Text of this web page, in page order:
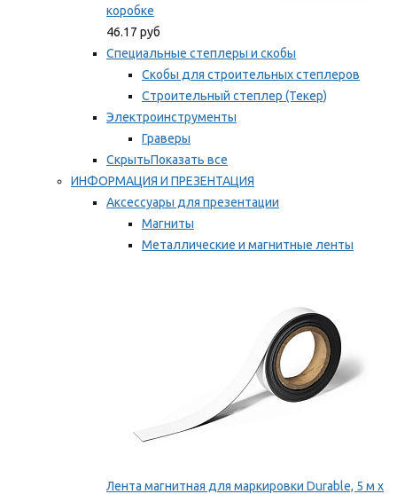
коробке
46.17 руб
Специальные степлеры и скобы
Скобы для строительных степлеров
Строительный степлер (Текер)
Электроинструменты
Граверы
СкрытьПоказать все
ИНФОРМАЦИЯ И ПРЕЗЕНТАЦИЯ
Аксессуары для презентации
Магниты
Металлические и магнитные ленты
Лента магнитная для маркировки Durable, 5 м х